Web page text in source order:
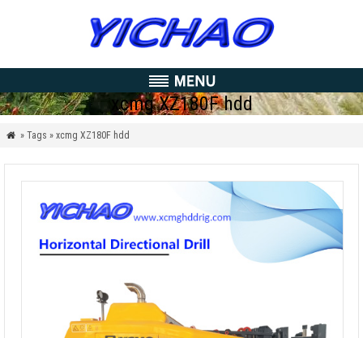
xcmg XZ180F hdd
 » Tags » xcmg XZ180F hdd